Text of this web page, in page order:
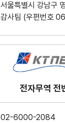
서울특별시 강남구
감사팀 (우편번호
전자무역 전
02-6000-2084